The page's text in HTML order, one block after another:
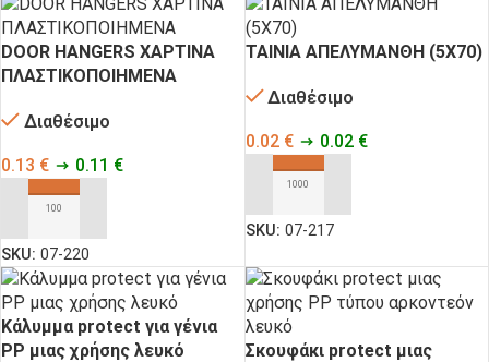
DOOR HANGERS ΧΑΡΤΙΝΑ
ΠΛΑΣΤΙΚΟΠΟΙΗΜΕΝΑ
Διαθέσιμο
0.13 € 0.11 €
ΠΡΟΣΘΉΚΗ ΣΤΟ ΚΑΛΆΘΙ
SKU: 07-220
ΤΑΙΝΙΑ ΑΠΕΛΥΜΑΝΘΗ (5Χ70)
Διαθέσιμο
0.02 € 0.02 €
ΠΡΟΣΘΉΚΗ ΣΤΟ ΚΑΛΆΘΙ
SKU: 07-217
Κάλυμμα protect για γένια
ΡΡ μιας χρήσης λευκό
Σκουφάκι protect μιας